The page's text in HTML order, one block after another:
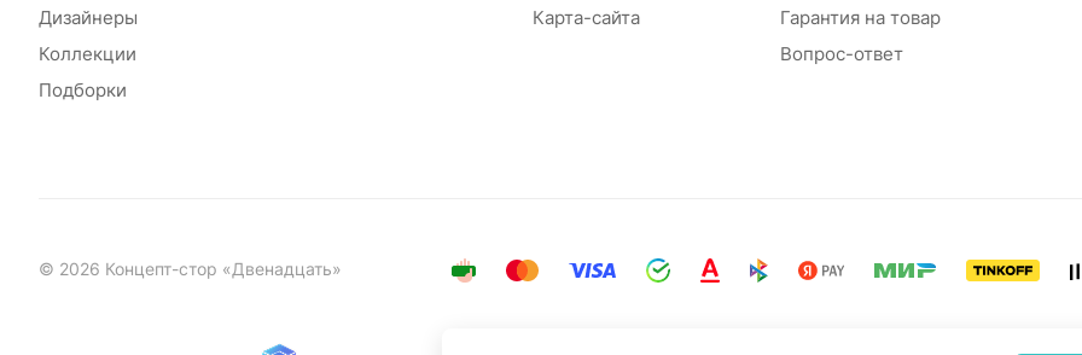
Дизайнеры
Коллекции
Подборки
Карта-сайта
Гарантия на товар
Вопрос-ответ
© 2026 Концепт-стор «Двенадцать»